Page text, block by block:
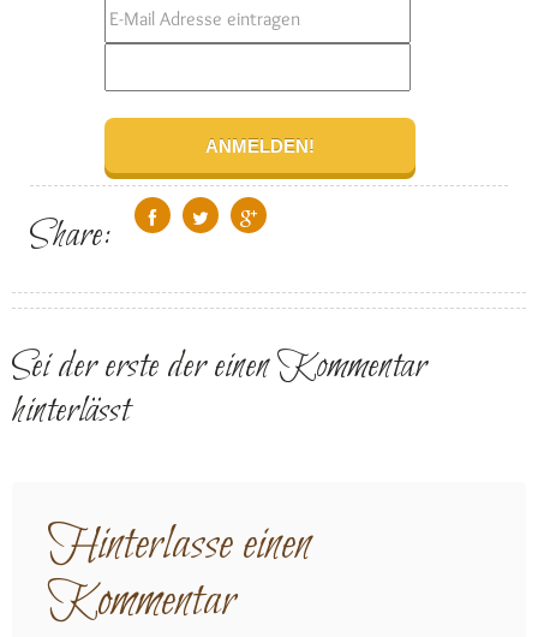
Share:
Sei der erste der einen Kommentar
hinterlässt
Hinterlasse einen
Kommentar